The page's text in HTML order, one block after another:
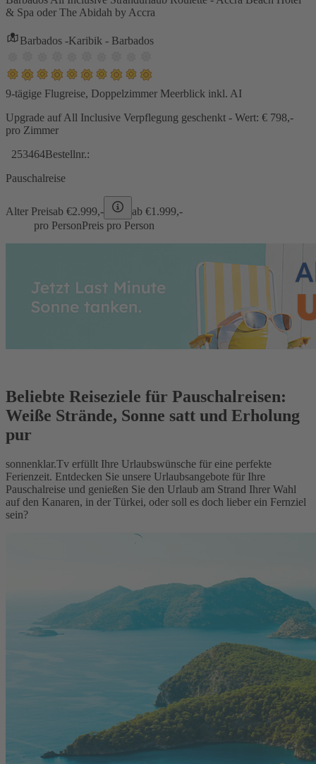
& Spa oder The Abidah by Accra
Barbados -Karibik - Barbados
9-tägige Flugreise, Doppelzimmer Meerblick inkl. AI
Upgrade auf All Inclusive Verpflegung geschenkt - Wert: € 798,-
pro Zimmer
253464Bestellnr.:
Pauschalreise
Alter Preisab €2.999,- ab €1.999,-
pro PersonPreis pro Person
Beliebte Reiseziele für Pauschalreisen:
Weiße Strände, Sonne satt und Erholung
pur
sonnenklar.Tv erfüllt Ihre Urlaubswünsche für eine perfekte
Ferienzeit. Entdecken Sie unsere Urlaubsangebote für Ihre
Pauschalreise und genießen Sie den Urlaub am Strand Ihrer Wahl
auf den Kanaren, in der Türkei, oder soll es doch lieber ein Fernziel
sein?